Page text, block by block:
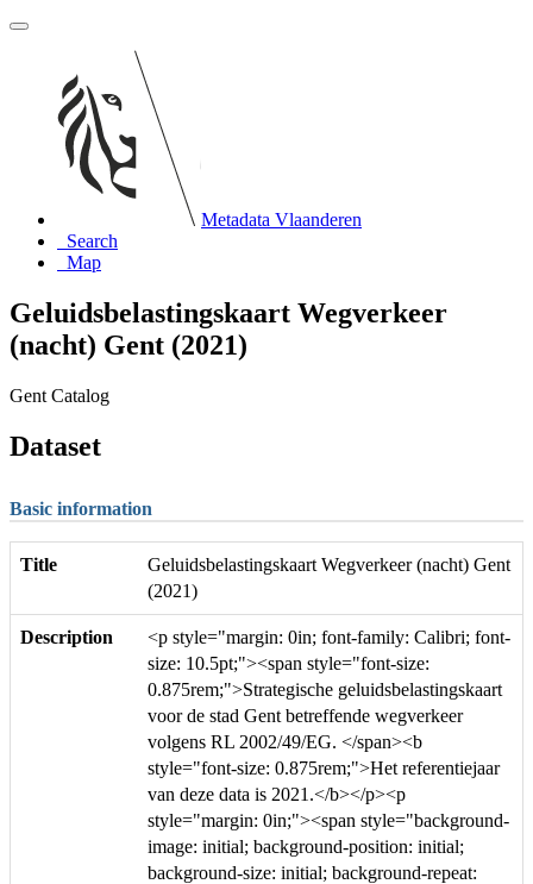
Metadata Vlaanderen
Search
Map
Geluidsbelastingskaart Wegverkeer
(nacht) Gent (2021)
Gent Catalog
Dataset
Basic information
Title
Geluidsbelastingskaart Wegverkeer (nacht) Gent
(2021)
Description
<p style="margin: 0in; font-family: Calibri; font-
size: 10.5pt;"><span style="font-size:
0.875rem;">Strategische geluidsbelastingskaart
voor de stad Gent betreffende wegverkeer
volgens RL 2002/49/EG. </span><b
style="font-size: 0.875rem;">Het referentiejaar
van deze data is 2021.</b></p><p
style="margin: 0in;"><span style="background-
image: initial; background-position: initial;
background-size: initial; background-repeat: